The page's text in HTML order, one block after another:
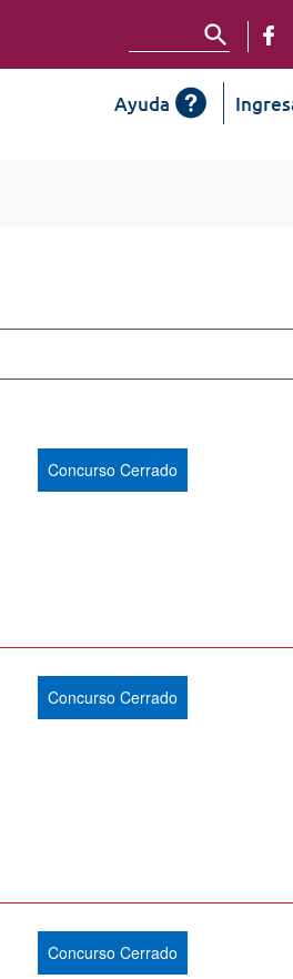
Ayuda
Concurso Cerrado
Concurso Cerrado
Concurso Cerrado